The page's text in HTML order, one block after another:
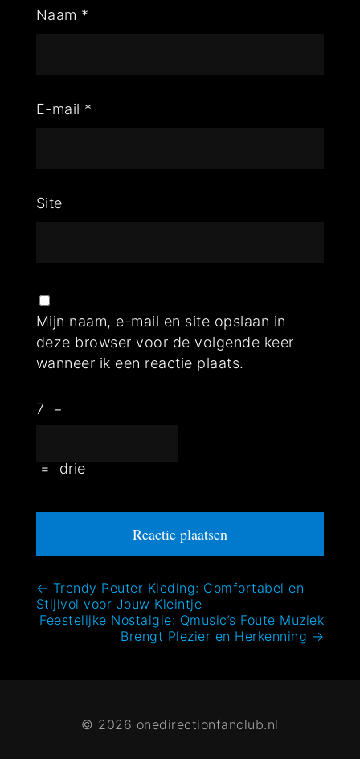
Naam *
E-mail *
Site
Mijn naam, e-mail en site opslaan in
deze browser voor de volgende keer
wanneer ik een reactie plaats.
7 −
= drie
Bericht
navigatie
← Trendy Peuter Kleding: Comfortabel en
Stijlvol voor Jouw Kleintje
Feestelijke Nostalgie: Qmusic’s Foute Muziek
Brengt Plezier en Herkenning →
© 2026 onedirectionfanclub.nl